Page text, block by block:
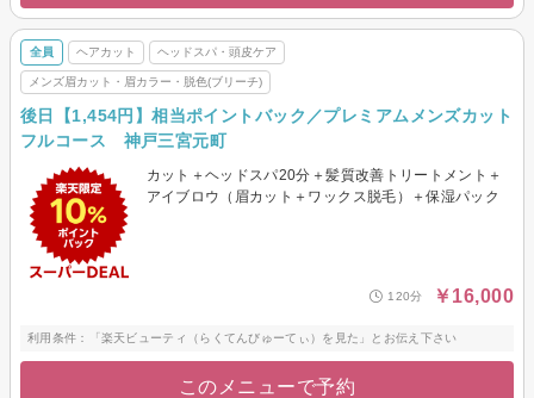
全員 ヘアカット ヘッドスパ・頭皮ケア
メンズ眉カット・眉カラー・脱色(ブリーチ)
後日【1,454円】相当ポイントバック／プレミアムメンズカット
フルコース 神戸三宮元町
カット＋ヘッドスパ20分＋髪質改善トリートメント＋
アイブロウ（眉カット＋ワックス脱毛）＋保湿パック
120分 ￥16,000
利用条件：「楽天ビューティ（らくてんびゅーてぃ）を見た」とお伝え下さい
このメニューで予約